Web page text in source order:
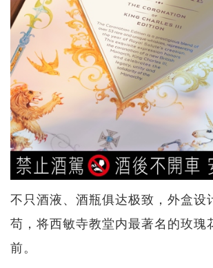
不只酒液、酒瓶俱达极致，外盒设
苟，将西敏寺教堂内最著名的玫瑰
前。